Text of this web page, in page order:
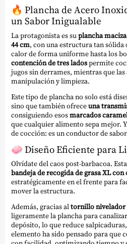
🔥 Plancha de Acero
un Sabor Inigualable
La protagonista es suplancha
44 cm, con una estructura tan
calor de forma uniforme hasta los
contención de tres ladospermite
jugos sin derrames, mientras que las
manipulación y limpieza.
Este tipo de plancha no solo está
sino que también ofreceuna
consiguiendo esosmarcados
que cualquier alimento sepa mejor.
de cocción: es un conductor de
🧼 Diseño Eficiente para
Olvídate del caos post-barbacoa.
bandeja de recogida de grasa XL
estratégicamente en el frente para
mover la estructura.
Además, gracias altornillo nivelador
ligeramente la plancha para
depósito, lo que reduce
elemento ha sido pensado para que